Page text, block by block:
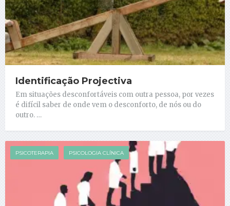
Identificação Projectiva
Em situações desconfortáveis com outra pessoa, por vezes
é difícil saber de onde vem o desconforto, de nós ou do
outro. …
PSICOTERAPIA PSICOLOGIA CLÍNICA